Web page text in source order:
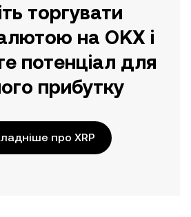
торгувати
на OKX і
потенціал для
прибутку
про XRP